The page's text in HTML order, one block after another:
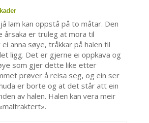
lam kan oppstå på to måtar. Den
årsaka er truleg at mora til
anna søye, tråkkar på halen til
ligg. Det er gjerne ei oppkava og
som gjer dette like etter
prøver å reisa seg, og ein ser
er borte og at det står att ein
av halen. Halen kan vera meir